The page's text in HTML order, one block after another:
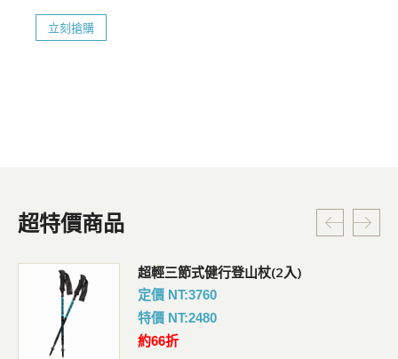
立刻搶購
超特價商品
超輕三節式健行登山杖(2入)
定價 NT:3760
特價 NT:2480
約66折